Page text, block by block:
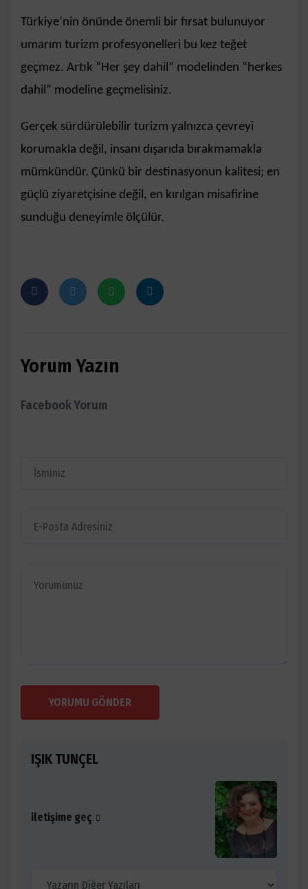
Türkiye’nin önünde önemli bir fırsat bulunuyor
umarım turizm profesyonelleri bu kez teğet
geçmez. Artık “Her şey dahil” modelinden “herkes
dahil” modeline geçmelisiniz.
Gerçek sürdürülebilir turizm yalnızca çevreyi
korumakla değil, insanı dışarıda bırakmamakla
mümkündür. Çünkü bir destinasyonun kalitesi; en
güçlü ziyaretçisine değil, en kırılgan misafirine
sunduğu deneyimle ölçülür.
Yorum Yazın
Facebook Yorum
YORUMU GÖNDER
IŞIK TUNÇEL
iletişime geç